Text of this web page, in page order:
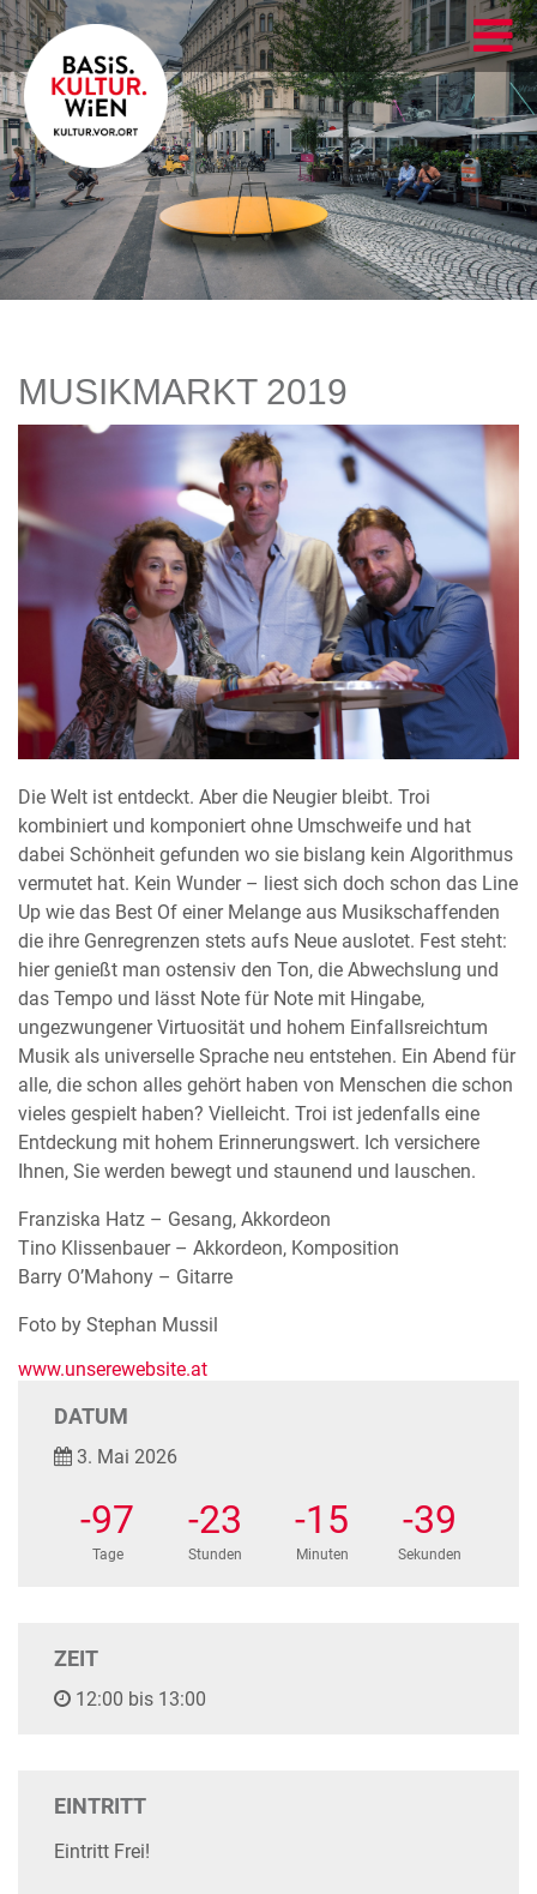
MUSIKMARKT 2019
Die Welt ist entdeckt. Aber die Neugier bleibt. Troi
kombiniert und komponiert ohne Umschweife und hat
dabei Schönheit gefunden wo sie bislang kein Algorithmus
vermutet hat. Kein Wunder – liest sich doch schon das Line
Up wie das Best Of einer Melange aus Musikschaffenden
die ihre Genregrenzen stets aufs Neue auslotet. Fest steht:
hier genießt man ostensiv den Ton, die Abwechslung und
das Tempo und lässt Note für Note mit Hingabe,
ungezwungener Virtuosität und hohem Einfallsreichtum
Musik als universelle Sprache neu entstehen. Ein Abend für
alle, die schon alles gehört haben von Menschen die schon
vieles gespielt haben? Vielleicht. Troi ist jedenfalls eine
Entdeckung mit hohem Erinnerungswert. Ich versichere
Ihnen, Sie werden bewegt und staunend und lauschen.
​Franziska Hatz – Gesang, Akkordeon
Tino Klissenbauer – Akkordeon, Komposition
Barry O’Mahony – Gitarre
Foto by Stephan Mussil
www.unserewebsite.at
DATUM
3. Mai 2026
-97
Tage
-23
Stunden
-15
Minuten
-39
Sekunden
ZEIT
12:00 bis 13:00
EINTRITT
Eintritt Frei!